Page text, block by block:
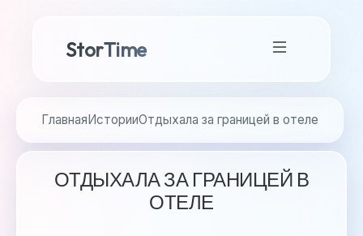
StorTime
ГлавнаяИсторииОтдыхала за границей в отеле
ОТДЫХАЛА ЗА ГРАНИЦЕЙ В
ОТЕЛЕ